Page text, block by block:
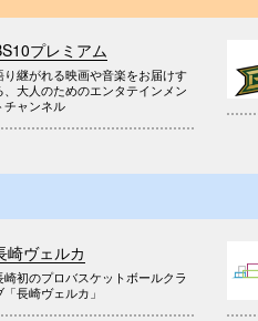
プレミアム
り継がれる映画や音楽をお届けす
、大人のためのエンタテインメン
チャンネル
崎ヴェルカ
崎初のプロバスケットボールクラ
「長崎ヴェルカ」